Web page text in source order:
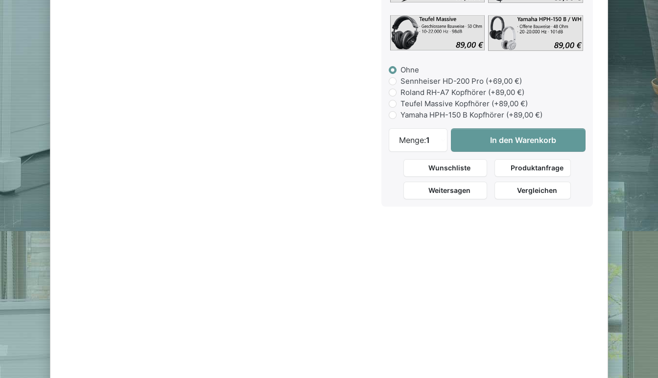
Ohne
Sennheiser HD-200 Pro (+69,00 €)
Roland RH-A7 Kopfhörer (+89,00 €)
Teufel Massive Kopfhörer (+89,00 €)
Yamaha HPH-150 B Kopfhörer (+89,00 €)
Menge:1
Yamaha Clavinova CLP-865GP PWH Digitalflügel Weiß
In den Warenkorb
Wunschliste Produktanfrage
Weitersagen Vergleichen